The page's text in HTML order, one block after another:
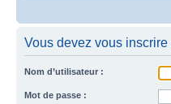
Vous devez vous
Nom d’utilisateur :
Mot de passe :